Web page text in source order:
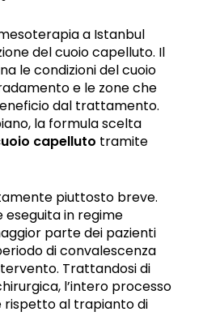
a Istanbul
del cuoio capelluto. Il
le condizioni del cuoio
e le zone che
dal trattamento.
la formula scelta
capelluto tramite
piuttosto breve.
in regime
parte dei pazienti
di convalescenza
Trattandosi di
l’intero processo
rispetto al trapianto di